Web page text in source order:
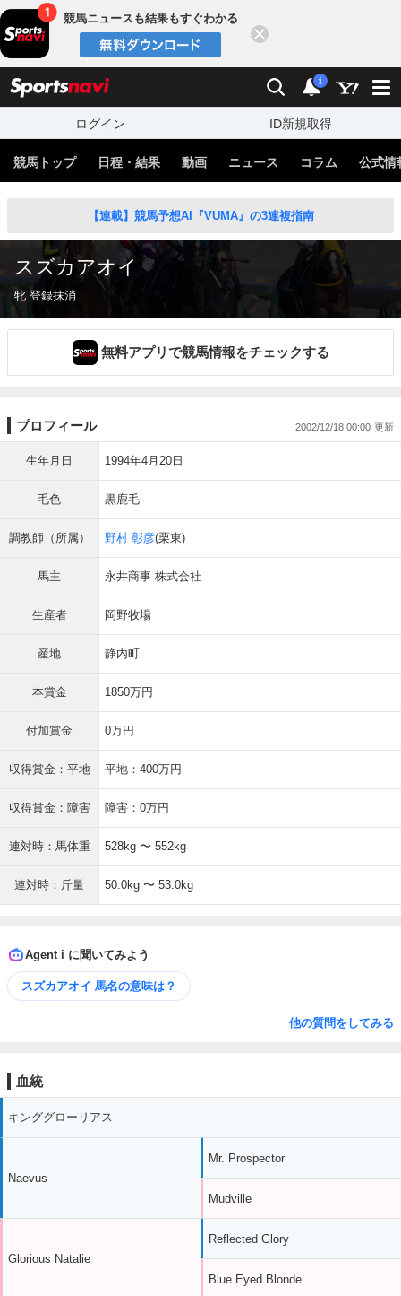
競馬ニュースも結果もすぐわかる
検索 通知
i
ログイン ID新規取得
競馬トップ 日程・結果 動画 ニュース コラム 公式情
【連載】競馬予想AI『VUMA』の3連複指南
スズカアオイ
牝 登録抹消
無料アプリで競馬情報をチェックする
プロフィール 2002/12/18 00:00
生年月日 1994年4月20日
毛色 黒鹿毛
調教師（所属） 野村 彰彦(栗東)
馬主 永井商事 株式会社
生産者 岡野牧場
産地 静内町
本賞金 1850万円
付加賞金 0万円
収得賞金：平地 平地：400万円
収得賞金：障害 障害：0万円
連対時：馬体重 528kg 〜 552kg
連対時：斤量 50.0kg 〜 53.0kg
Agent i に聞いてみよう
スズカアオイ 馬名の意味は？
他の質問をしてみる
血統
キンググローリアス
Naevus
Glorious Natalie
Mr. Prospector
Mudville
Reflected Glory
Blue Eyed Blonde